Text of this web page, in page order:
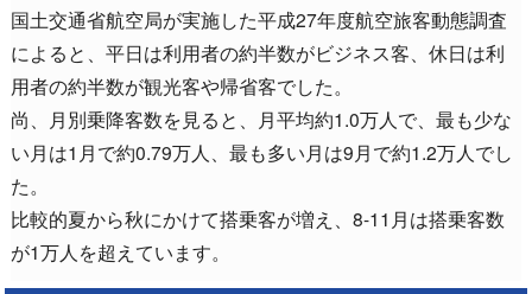
国土交通省航空局が実施した平成27年度航空旅客動態調査
によると、平日は利用者の約半数がビジネス客、休日は利
用者の約半数が観光客や帰省客でした。
尚、月別乗降客数を見ると、月平均約1.0万人で、最も少な
い月は1月で約0.79万人、最も多い月は9月で約1.2万人でし
た。
比較的夏から秋にかけて搭乗客が増え、8-11月は搭乗客数
が1万人を超えています。